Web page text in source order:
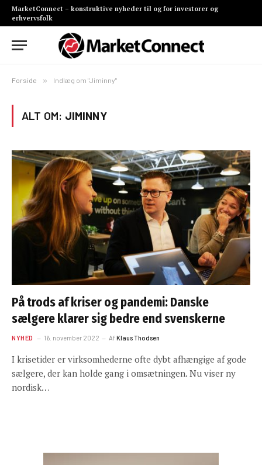
MarketConnect – konstruktive nyheder til og for investorer og
erhvervsfolk
Forside » Indlæg om "Jiminny"
ALT OM: JIMINNY
På trods af kriser og pandemi: Danske
sælgere klarer sig bedre end svenskerne
NYHED 16. november 2022 AfKlaus Thodsen
I krisetider er virksomhederne ofte dybt afhængige af gode
sælgere, der kan holde gang i omsætningen. Nu viser ny
nordisk…